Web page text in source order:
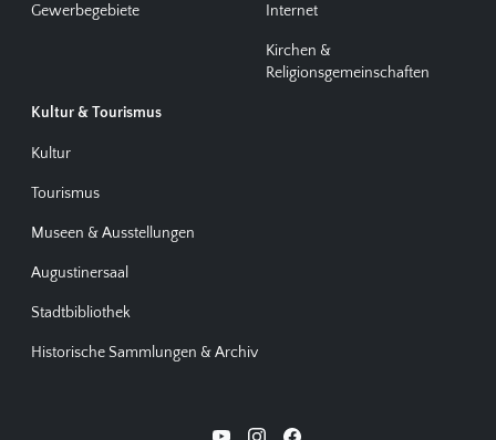
Gewerbegebiete Internet
Kirchen &
Religionsgemeinschaften
Kultur & Tourismus
Kultur
Tourismus
Museen & Ausstellungen
Augustinersaal
Stadtbibliothek
Historische Sammlungen & Archiv